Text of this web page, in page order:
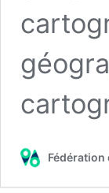
Fédération